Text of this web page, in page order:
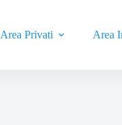
Area Privati Area